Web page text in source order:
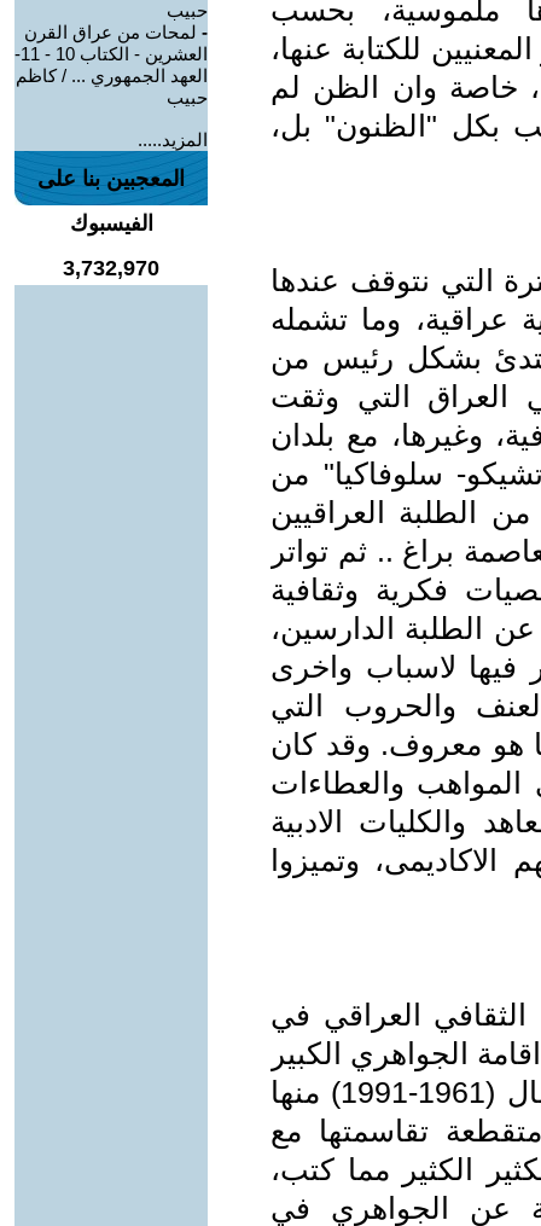
ملموسية، بحسب
للكتابة عنها،
خاصة وان الظن لم
بكل "الظنون" بل،
التي نتوقف عندها
عراقية، وما تشمله
بشكل رئيس من
في العراق التي وثقت
وغيرها، مع بلدان
سلوفاكيا" من
الطلبة العراقيين
براغ .. ثم تواتر
فكرية وثقافية
الطلبة الدارسين،
فيها لاسباب واخرى
والحروب التي
هو معروف. وقد كان
والعطاءات
والكليات الادبية
الاكاديمى، وتميزوا
العراقي في
الجواهري الكبير
في ربوعها لثلاثين عاما بالتمام والكمال (1961-1991) منها
1968) وبعدها متقطعة تقاسمتها مع
الكثير مما كتب،
عن الجواهري في
حبيب
- لمحات من عراق القرن
العشرين - الكتاب 10 - 11-
العهد الجمهوري ... / كاظم
حبيب
المزيد.....
المعجبين بنا على
الفيسبوك
3,732,970